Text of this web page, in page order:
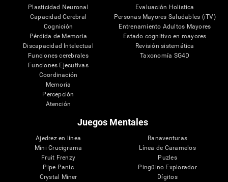
Plasticidad Neuronal
Capacidad Cerebral
Cognición
Pérdida de Memoria
Discapacidad Intelectual
Funciones cerebrales
Funciones Ejecutivas
Coordinación
Memoria
Percepción
Atención
Evaluación Holistica
Personas Mayores Saludables (iTV)
Entrenamiento Adultos Mayores
Estado cognitivo en mayores
Revisión sistemática
Taxonomía SG4D
Juegos Mentales
Ajedrez en línea
Mini Crucigrama
Fruit Frenzy
Pipe Panic
Crystal Miner
Ranaventuras
Línea de Caramelos
Puzles
Pingüino Explorador
Dígitos